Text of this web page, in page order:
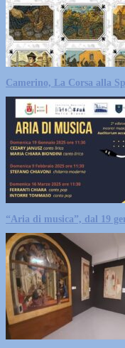
Camerino, La Corsa alla
“Aria di musica”, dal 19